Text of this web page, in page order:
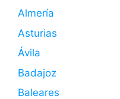
Almería
Asturias
Ávila
Badajoz
Baleares